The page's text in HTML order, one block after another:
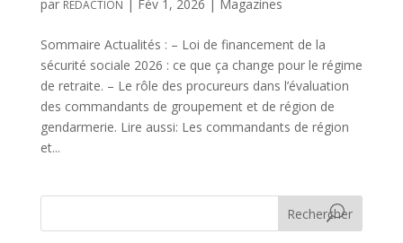
par RÉDACTION | Fév 1, 2026 | Magazines
Sommaire Actualités : – Loi de financement de la
sécurité sociale 2026 : ce que ça change pour le régime
de retraite. – Le rôle des procureurs dans l’évaluation
des commandants de groupement et de région de
gendarmerie. Lire aussi: Les commandants de région
et...
Rechercher